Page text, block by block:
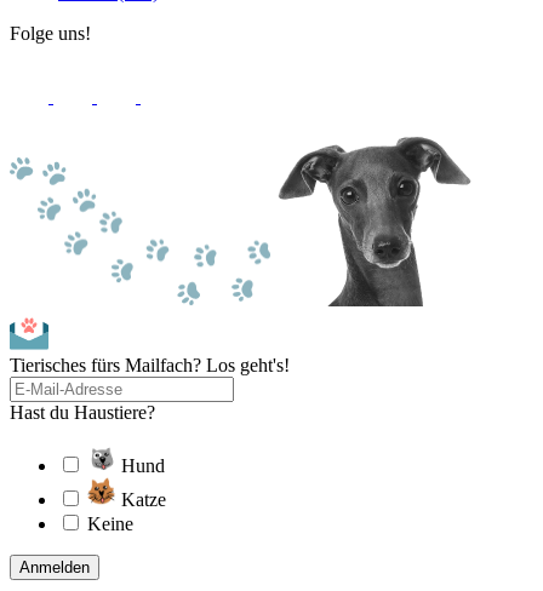
Folge uns!
Tierisches fürs Mailfach? Los geht's!
Hast du Haustiere?
Hund
Katze
Keine
Anmelden